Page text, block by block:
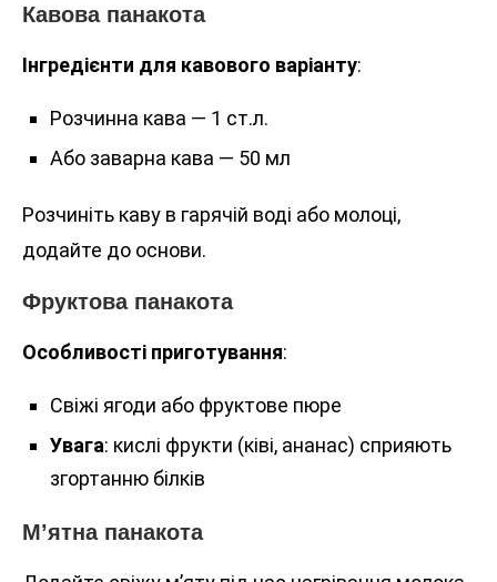
Кавова панакота
Інгредієнти для кавового варіанту:
Розчинна кава — 1 ст.л.
Або заварна кава — 50 мл
Розчиніть каву в гарячій воді або молоці,
додайте до основи.
Фруктова панакота
Особливості приготування:
Свіжі ягоди або фруктове пюре
Увага: кислі фрукти (ківі, ананас) сприяють
згортанню білків
М’ятна панакота